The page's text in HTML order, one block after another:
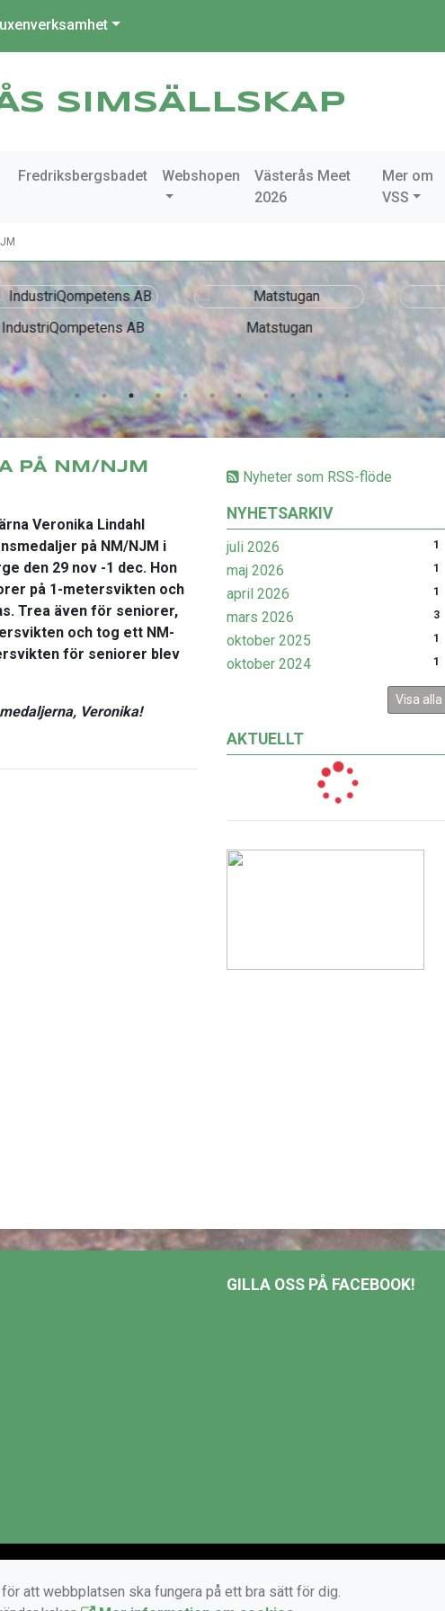
SIMSÄLLSKAP
Fredriksbergsbadet Webshopen
Västerås Meet
2026
Mer om
VSS
AB Matstugan Olander
Nyheter som RSS-flöde
NYHETSARKIV
juli 2026 1
maj 2026 1
april 2026 1
mars 2026 3
oktober 2025 1
oktober 2024 1
Visa alla
AKTUELLT
PÅ NM/NJM
Veronika Lindahl
på NM/NJM i
den 29 nov -1 dec. Hon
på 1-metersvikten och
Trea även för seniorer,
och tog ett NM-
för seniorer blev
Veronika!
GILLA OSS PÅ FACEBOOK!
att webbplatsen ska fungera på ett bra sätt för dig.